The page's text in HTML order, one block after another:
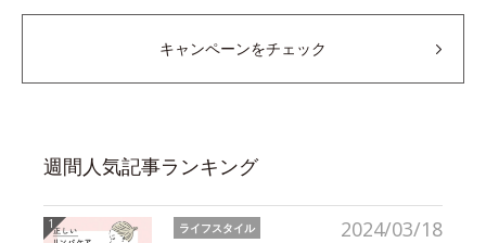
キャンペーンをチェック
週間人気記事ランキング
2024/03/18
ライフスタイル